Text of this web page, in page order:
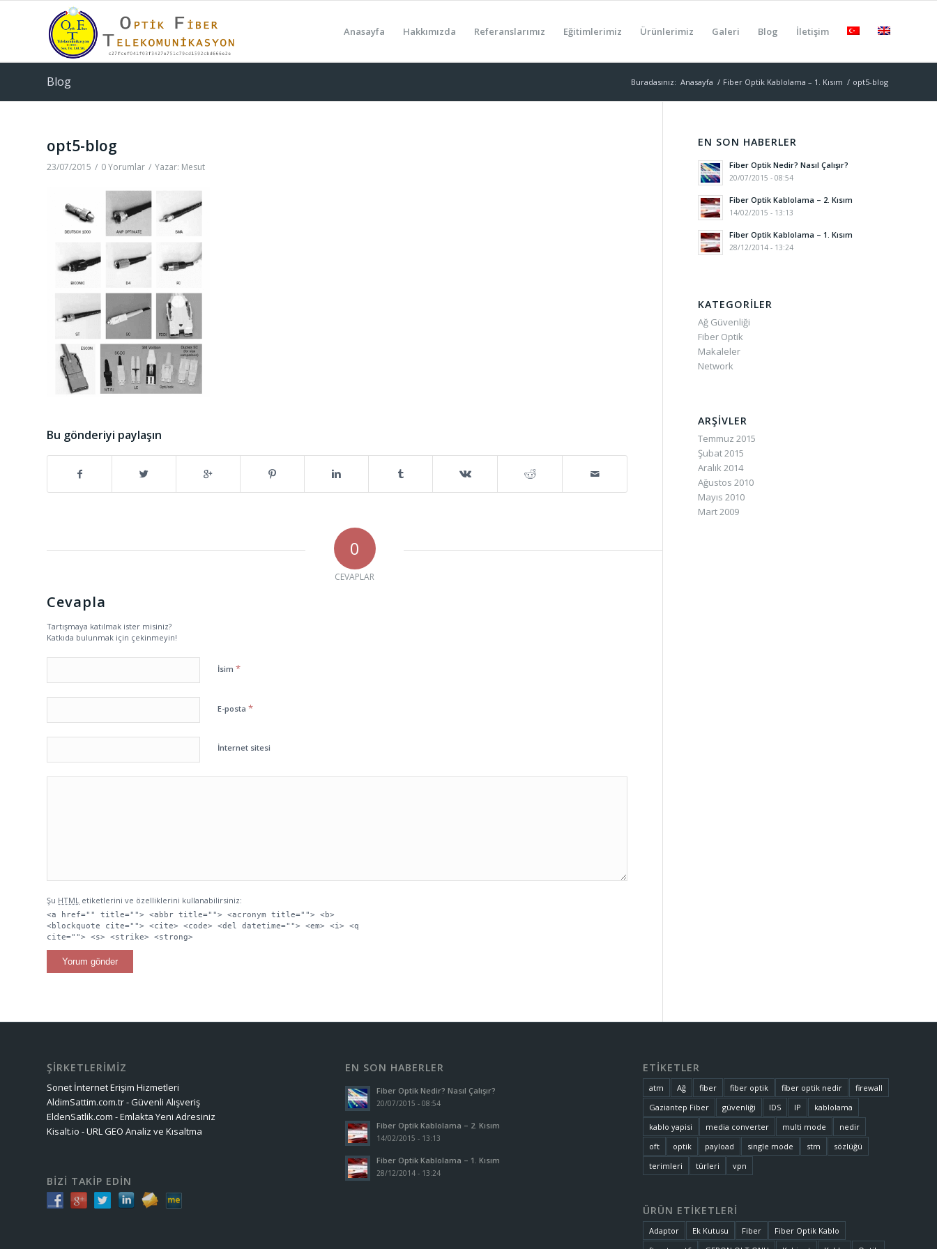
Anasayfa Hakkımızda Referanslarımız Eğitimlerimiz Ürünlerimiz Galeri Blog İletişim
Blog Buradasınız: Anasayfa / Fiber Optik Kablolama – 1. Kısım / opt5-blog
opt5-blog
23/07/2015 / 0 Yorumlar / Yazar: Mesut
Bu gönderiyi paylaşın
0
CEVAPLAR
Cevapla
Tartışmaya katılmak ister misiniz?
Katkıda bulunmak için çekinmeyin!
İsim *
E-posta *
İnternet sitesi
Şu HTML etiketlerini ve özelliklerini kullanabilirsiniz:
<a href="" title=""> <abbr title=""> <acronym title=""> <b>
<blockquote cite=""> <cite> <code> <del datetime=""> <em> <i> <q
cite=""> <s> <strike> <strong>
EN SON HABERLER
Fiber Optik Nedir? Nasıl Çalışır?
20/07/2015 - 08:54
Fiber Optik Kablolama – 2. Kısım
14/02/2015 - 13:13
Fiber Optik Kablolama – 1. Kısım
28/12/2014 - 13:24
KATEGORILER
Ağ Güvenliği
Fiber Optik
Makaleler
Network
ARŞIVLER
Temmuz 2015
Şubat 2015
Aralık 2014
Ağustos 2010
Mayıs 2010
Mart 2009
ŞİRKETLERİMİZ
Sonet İnternet Erişim Hizmetleri
AldimSattim.com.tr - Güvenli Alışveriş
EldenSatlik.com - Emlakta Yeni Adresiniz
Kisalt.io - URL GEO Analiz ve Kısaltma
BİZİ TAKİP EDİN
EN SON HABERLER
Fiber Optik Nedir? Nasıl Çalışır?
20/07/2015 - 08:54
Fiber Optik Kablolama – 2. Kısım
14/02/2015 - 13:13
Fiber Optik Kablolama – 1. Kısım
28/12/2014 - 13:24
ETİKETLER
atm Ağ fiber fiber optik fiber optik nedir
firewall
Gaziantep Fiber
güvenliği IDS IP
kablolama
kablo yapisi
media converter multi mode
nedir
oft
optik payload single mode stm
sözlüğü
terimleri
türleri vpn
ÜRÜN ETİKETLERİ
Adaptor Ek Kutusu Fiber
Fiber Optik Kablo